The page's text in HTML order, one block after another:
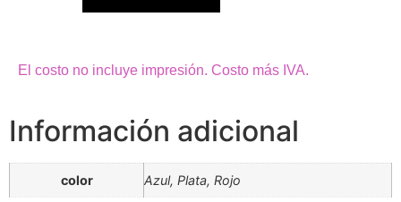
El costo no incluye impresión. Costo más IVA.
Información adicional
color Azul, Plata, Rojo